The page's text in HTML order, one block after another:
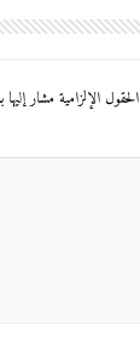
الحقول الإلزامية مشار إليها